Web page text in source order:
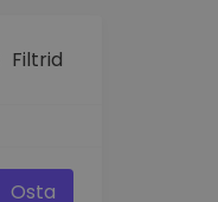
Filtrid
Osta